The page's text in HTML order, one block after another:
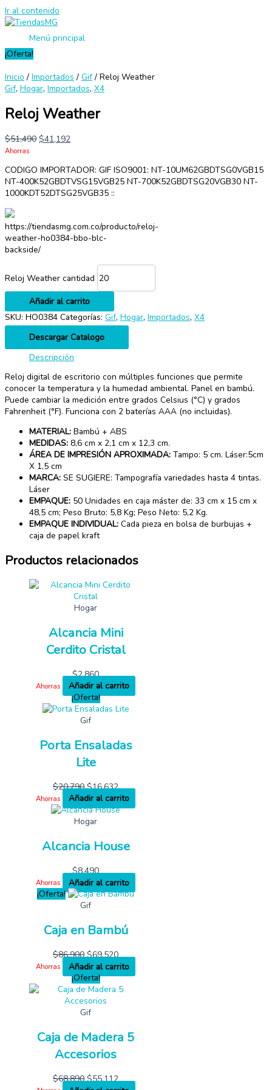
Ir al contenido
Menú principal
¡Oferta!
Inicio / Importados / Gif/ Reloj Weather
Gif, Hogar, Importados, X4
Reloj Weather
$51,490 $41,192
Ahorras
CODIGO IMPORTADOR: GIF ISO9001: NT-10UM62GBDTSG0VGB15
NT-400K52GBDTVSG15VGB25 NT-700K52GBDTSG20VGB30 NT-
1000KDT52DTSG25VGB35 ::
https://tiendasmg.com.co/producto/reloj-
weather-ho0384-bbo-blc-
backside/
Reloj Weather cantidad
Añadir al carrito
SKU: HO0384 Categorías: Gif, Hogar, Importados, X4
Descargar Catalogo
Descripción
Reloj digital de escritorio con múltiples funciones que permite
conocer la temperatura y la humedad ambiental. Panel en bambú.
Puede cambiar la medición entre grados Celsius (°C) y grados
Fahrenheit (°F). Funciona con 2 baterías AAA (no incluidas).
MATERIAL: Bambú + ABS
MEDIDAS: 8,6 cm x 2,1 cm x 12,3 cm.
ÁREA DE IMPRESIÓN APROXIMADA: Tampo: 5 cm. Láser:5cm
X 1,5 cm
MARCA: SE SUGIERE: Tampografía variedades hasta 4 tintas.
Láser
EMPAQUE: 50 Unidades en caja máster de: 33 cm x 15 cm x
48,5 cm; Peso Bruto: 5,8 Kg; Peso Neto: 5,2 Kg.
EMPAQUE INDIVIDUAL: Cada pieza en bolsa de burbujas +
caja de papel kraft
Productos relacionados
Hogar
Alcancia Mini
Cerdito Cristal
$2,860
Ahorras
Añadir al carrito
¡Oferta!
Gif
Porta Ensaladas
Lite
$20,790 $16,632
Ahorras
Añadir al carrito
Hogar
Alcancia House
$8,490
Ahorras
Añadir al carrito
¡Oferta!
Gif
Caja en Bambú
$86,900 $69,520
Ahorras
Añadir al carrito
¡Oferta!
Gif
Caja de Madera 5
Accesorios
$68,890 $55,112